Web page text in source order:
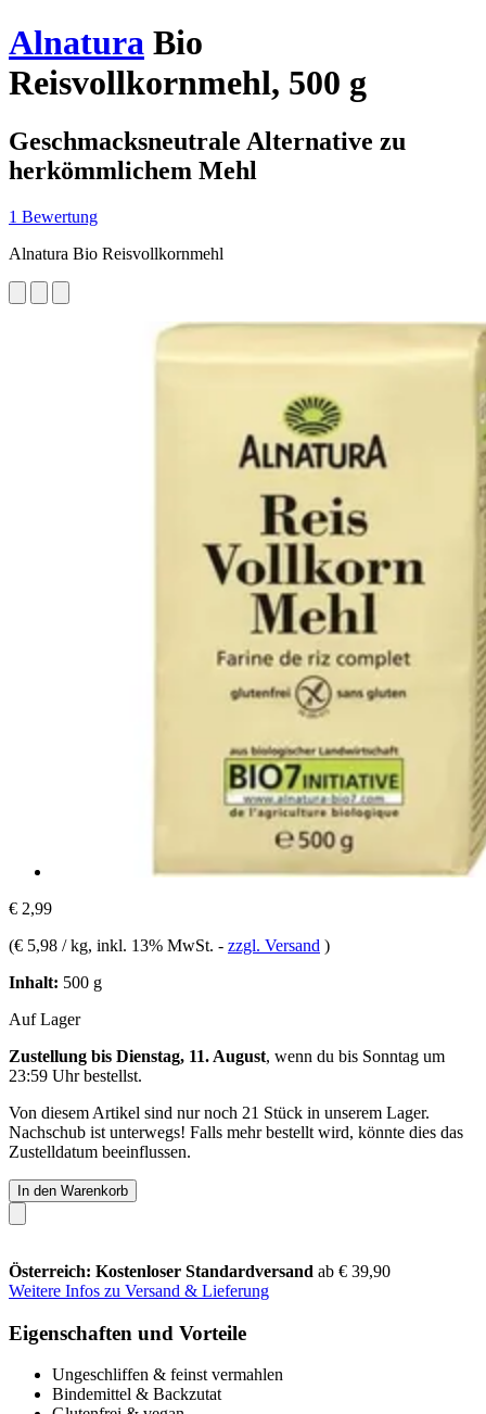
Alnatura Bio
Reisvollkornmehl, 500 g
Geschmacksneutrale Alternative zu
herkömmlichem Mehl
1 Bewertung
Alnatura Bio Reisvollkornmehl
€ 2,99
(€ 5,98 / kg, inkl. 13% MwSt. - zzgl. Versand )
Inhalt: 500 g
Auf Lager
Zustellung bis Dienstag, 11. August, wenn du bis Sonntag um
23:59 Uhrbestellst.
Von diesem Artikel sind nur noch 21 Stück in unserem Lager.
Nachschub ist unterwegs! Falls mehr bestellt wird, könnte dies das
Zustelldatum beeinflussen.
In den Warenkorb
Österreich: Kostenloser Standardversand ab € 39,90
Weitere Infos zu Versand & Lieferung
Eigenschaften und Vorteile
Ungeschliffen & feinst vermahlen
Bindemittel & Backzutat